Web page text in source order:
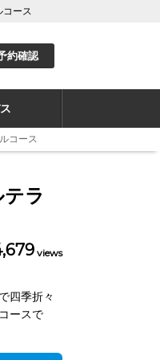
コース
約確認
コース
ラ
views
四季折々
ースで